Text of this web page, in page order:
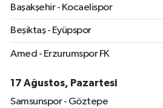
Başakşehir - Kocaelispor
Beşiktaş - Eyüpspor
Amed - Erzurumspor FK
17 Ağustos, Pazartesi
Samsunspor - Göztepe